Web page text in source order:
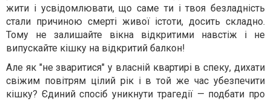
жити і усвідомлювати, що саме ти і твоя безладність
стали причиною смерті живої істоти, досить складно.
Тому не залишайте вікна відкритими навстіж і не
випускайте кішку на відкритий балкон!
Але як "не зваритися" у власній квартирі в спеку, дихати
свіжим повітрям цілий рік і в той же час убезпечити
кішку? Єдиний спосіб уникнути трагедії — подбати про